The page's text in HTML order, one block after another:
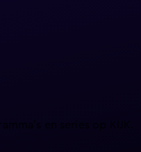
en series op KIJK.